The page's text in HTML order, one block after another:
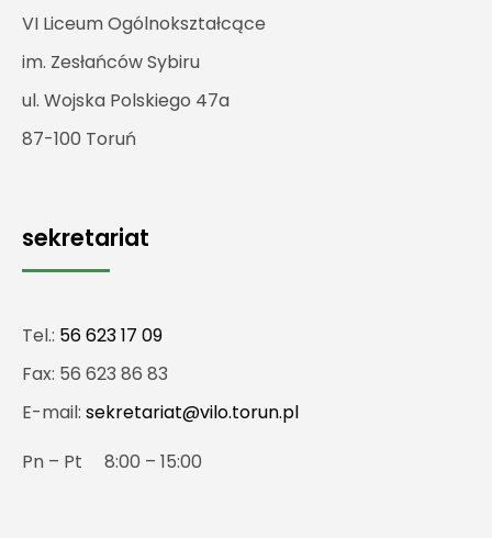
VI Liceum Ogólnokształcące
im. Zesłańców Sybiru
ul. Wojska Polskiego 47a
87-100 Toruń
sekretariat
Tel.: 56 623 17 09
Fax: 56 623 86 83
E-mail: sekretariat@vilo.torun.pl
Pn – Pt 8:00 – 15:00